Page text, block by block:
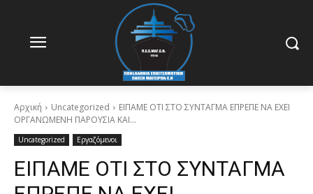
Αρχική Uncategorized
ΕΙΠΑΜΕ ΟΤΙ ΣΤΟ ΣΥΝΤΑΓΜΑ ΕΠΡΕΠΕ ΝΑ ΕΧΕΙ
ΟΡΓΑΝΩΜΕΝΗ ΠΑΡΟΥΣΙΑ ΚΑΙ...
Uncategorized Εργαζόμενοι
ΕΙΠΑΜΕ ΟΤΙ ΣΤΟ ΣΥΝΤΑΓΜΑ